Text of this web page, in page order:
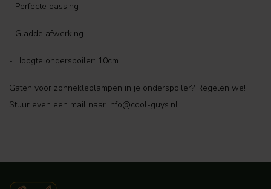
- Perfecte passing
- Gladde afwerking
- Hoogte onderspoiler: 10cm
Gaten voor zonnekleplampen in je onderspoiler? Regelen we!
Stuur even een mail naar info@cool-guys.nl.